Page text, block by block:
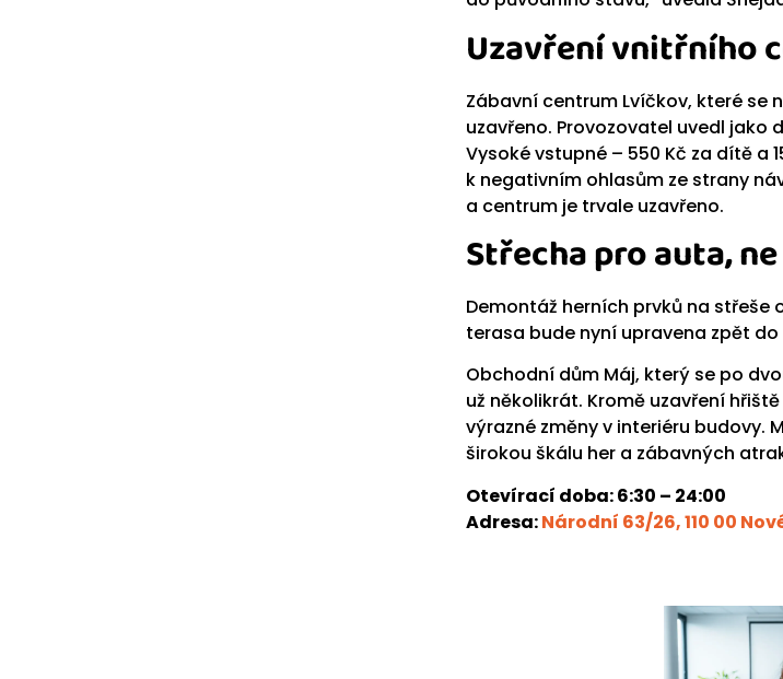
Uzavření vnitřního
Zábavní centrum Lvíčkov, které
uzavřeno. Provozovatel uvedl jako
Vysoké vstupné – 550 Kč za dítě a
k negativním ohlasům ze strany
a centrum je trvale uzavřeno.
Střecha pro auta,
Demontáž herních prvků na
terasa bude nyní upravena zpět
Obchodní dům Máj, který se po
už několikrát. Kromě uzavření
výrazné změny v interiéru
širokou škálu her a zábavných
Otevírací doba: 6:30 – 24:00
Adresa:Národní 63/26, 110 00